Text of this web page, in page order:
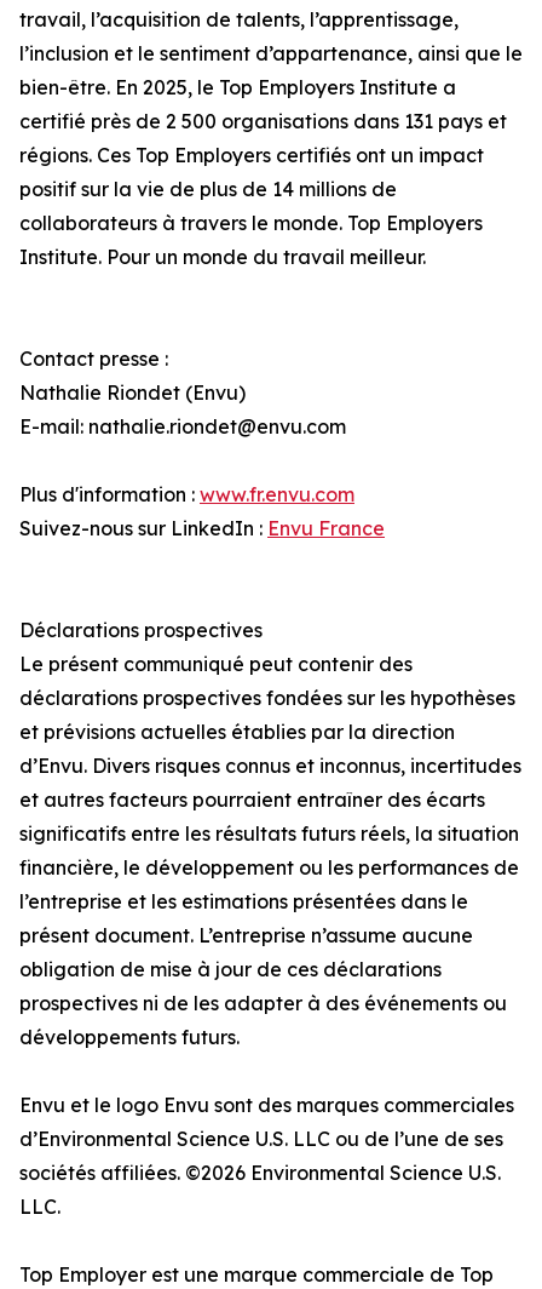
travail, l’acquisition de talents, l’apprentissage,
l’inclusion et le sentiment d’appartenance, ainsi que le
bien-être. En 2025, le Top Employers Institute a
certifié près de 2 500 organisations dans 131 pays et
régions. Ces Top Employers certifiés ont un impact
positif sur la vie de plus de 14 millions de
collaborateurs à travers le monde. Top Employers
Institute. Pour un monde du travail meilleur.
Contact presse :
Nathalie Riondet (Envu)
E-mail: nathalie.riondet@envu.com
Plus d'information : www.fr.envu.com
Suivez-nous sur LinkedIn : Envu France
Déclarations prospectives
Le présent communiqué peut contenir des
déclarations prospectives fondées sur les hypothèses
et prévisions actuelles établies par la direction
d’Envu. Divers risques connus et inconnus, incertitudes
et autres facteurs pourraient entraîner des écarts
significatifs entre les résultats futurs réels, la situation
financière, le développement ou les performances de
l’entreprise et les estimations présentées dans le
présent document. L’entreprise n’assume aucune
obligation de mise à jour de ces déclarations
prospectives ni de les adapter à des événements ou
développements futurs.
Envu et le logo Envu sont des marques commerciales
d’Environmental Science U.S. LLC ou de l’une de ses
sociétés affiliées. ©2026 Environmental Science U.S.
LLC.
Top Employer est une marque commerciale de Top